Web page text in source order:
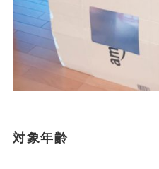
対象年齢